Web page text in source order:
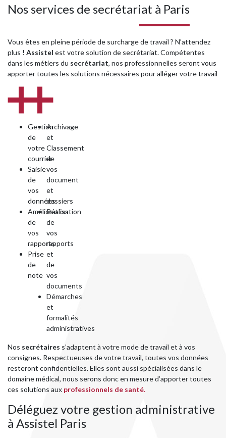
Nos services de secrétariat à Paris
Vous êtes en pleine période de surcharge de travail ? N’attendez
plus ! Assistel est votre solution de secrétariat. Compétentes
dans les métiers du secrétariat, nos professionnelles seront vous
apporter toutes les solutions nécessaires pour alléger votre travail
Gestion
de
votre
courrier
Saisie
de
vos
données
Amélioration
de
vos
rapports
Prise
de
note
Archivage
et
Classement
de
vos
document
et
dossiers
Réalisation
de
vos
rapports
et
de
vos
documents
Démarches
et
formalités
administratives
Nos secrétaires s’adaptent à votre mode de travail et à vos
consignes. Respectueuses de votre travail, toutes vos données
resteront confidentielles. Elles sont aussi spécialisées dans le
domaine médical, nous serons donc en mesure d’apporter toutes
ces solutions aux professionnels de santé.
Déléguez votre gestion administrative
à Assistel Paris